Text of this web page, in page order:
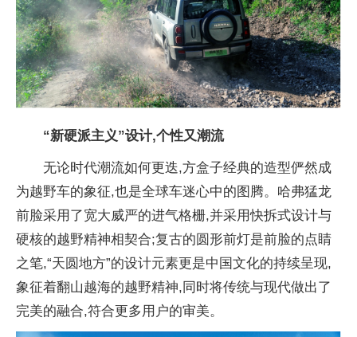
“新硬派主义”设计,个性又潮流
无论时代潮流如何更迭,方盒子经典的造型俨然成
为越野车的象征,也是全球车迷心中的图腾。哈弗猛龙
前脸采用了宽大威严的进气格栅,并采用快拆式设计与
硬核的越野精神相契合;复古的圆形前灯是前脸的点睛
之笔,“天圆地方”的设计元素更是中国文化的持续呈现,
象征着翻山越海的越野精神,同时将传统与现代做出了
完美的融合,符合更多用户的审美。